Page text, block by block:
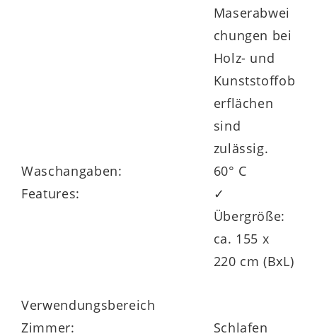
Maserabwei
chungen bei
Holz- und
Kunststoffob
erflächen
sind
zulässig.
Waschangaben:
60° C
Features:
✓
Übergröße:
ca. 155 x
220 cm (BxL)
Verwendungsbereich
Zimmer:
Schlafen